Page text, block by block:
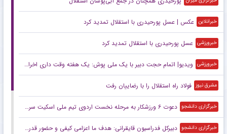
خبرانلاین عکس | عسل پورحیدری با استقلال تمدید کرد
خبرورزشی عسل پورحیدری با استقلال تمدید کرد
خبرورزشی ویدیو| اتمام حجت دبیر با یک ملی پوش: یک هفته وقت داری اخراج نشوی!
مشرق نیوز فولاد راه استقلال را با رضاییان رفت
خبرگزاری دانشجو دعوت ۶ ورزشکار به مرحله نخست اردوی تیم ملی اسکیت سرعت
خبرگزاری دانشجو دبیرکل فدراسیون قایقرانی: هدف ما اعزامی کیفی و حضور قدرتمند در بازی‌های آسیایی است